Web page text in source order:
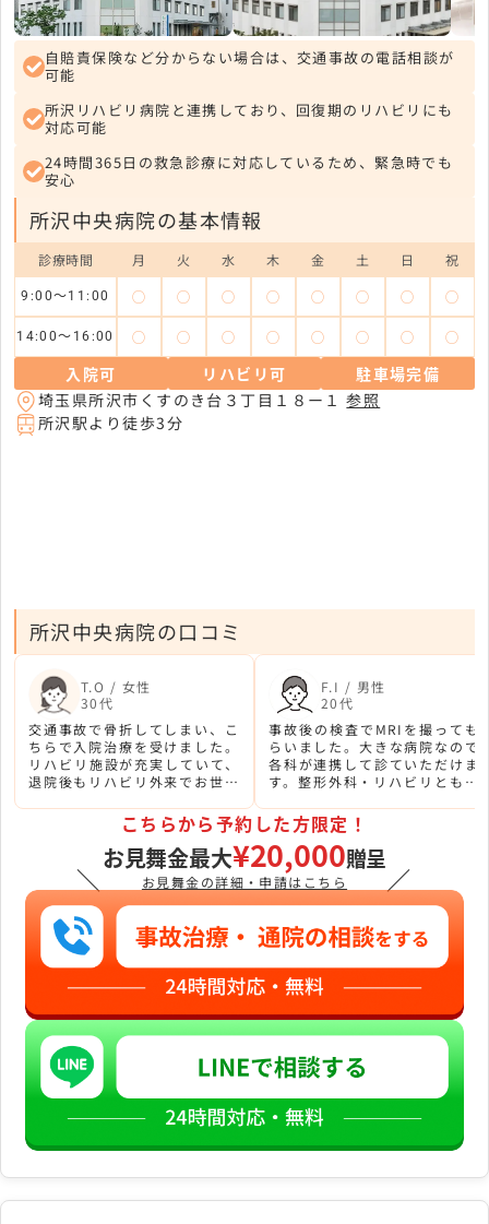
自賠責保険など分からない場合は、交通事故の電話相談が
可能
所沢リハビリ病院と連携しており、回復期のリハビリにも
対応可能
24時間365日の救急診療に対応しているため、緊急時でも
安心
所沢中央病院の基本情報
診療時間 月 火 水 木 金 土 日 祝
9:00～11:00 ◯ ◯ ◯ ◯ ◯ ◯ ◯ ◯
14:00～16:00 ◯ ◯ ◯ ◯ ◯ ◯ ◯ ◯
入院可 リハビリ可
駐車場完備
埼玉県所沢市くすのき台３丁目１８ー１参照
所沢駅より徒歩3分
所沢中央病院の口コミ
T.O / 女性
30代
交通事故で骨折してしまい、こ
ちらで入院治療を受けました。
リハビリ施設が充実していて、
退院後もリハビリ外来でお世話
親切で心強かったです。
F.I / 男性
20代
事故後の検査でMRIを撮っても
らいました。大きな病院なので
各科が連携して診ていただけま
す。整形外科・リハビリともに
支えていただきました。
＼
こちらから予約した方限定！
お見舞金最大¥20,000贈呈
お見舞金の詳細・申請はこちら ／